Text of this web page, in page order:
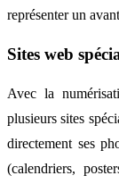
représenter un
Sites web
Avec la
plusieurs sites
directement ses
(calendriers,